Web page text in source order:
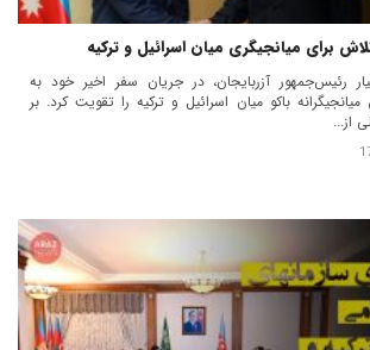
برای میانجیگری میان اسرائیل و ترکیه
رئیس‌جمهور آزربایجان، در جریان سفر اخیر خود به
باکو میان اسرائیل و ترکیه را تقویت کرد. بر
از...